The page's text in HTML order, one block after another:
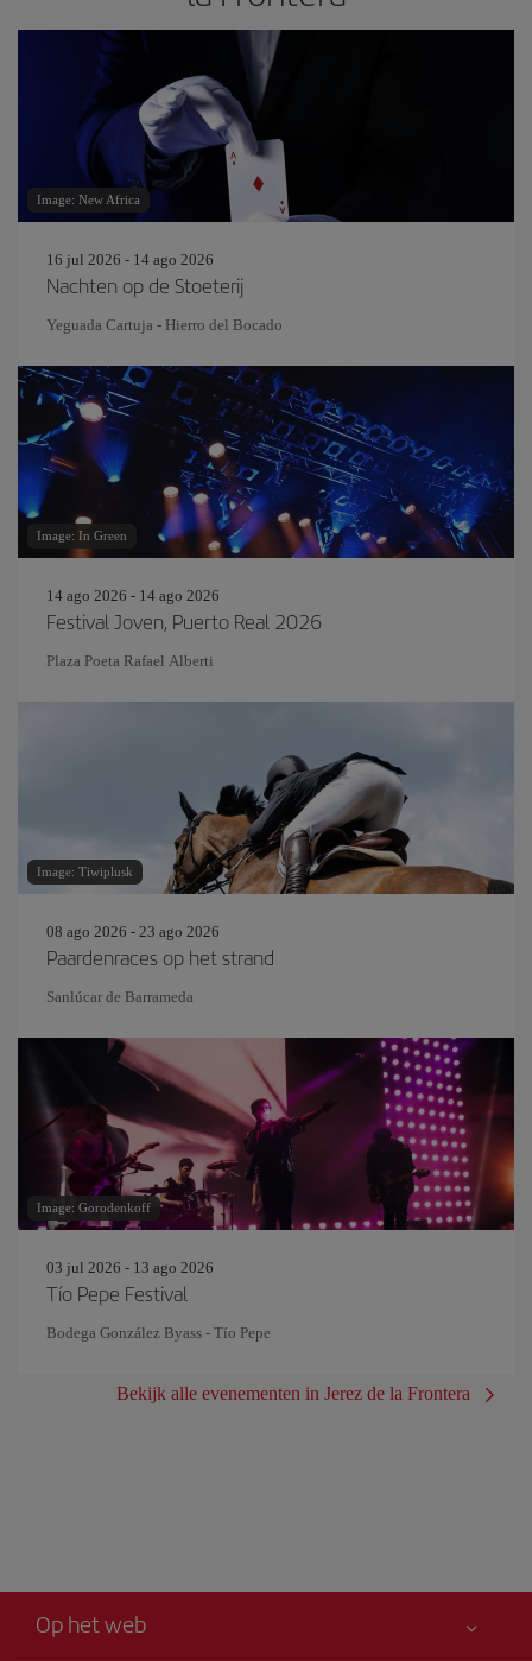
Image: New Africa
16 jul 2026 - 14 ago 2026
Nachten op de Stoeterij
Yeguada Cartuja - Hierro del Bocado
Image: In Green
14 ago 2026 - 14 ago 2026
Festival Joven, Puerto Real 2026
Plaza Poeta Rafael Alberti
Image: Tiwiplusk
08 ago 2026 - 23 ago 2026
Paardenraces op het strand
Sanlúcar de Barrameda
Image: Gorodenkoff
03 jul 2026 - 13 ago 2026
Tío Pepe Festival
Bodega González Byass - Tío Pepe
Bekijk alle evenementen in Jerez de la Frontera
Op het web